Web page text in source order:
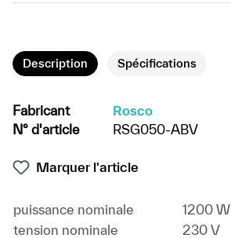
Description Spécifications
Fabricant
Rosco
N° d'article
RSG050-ABV
Marquer l'article
puissance nominale
1200 W
tension nominale
230 V